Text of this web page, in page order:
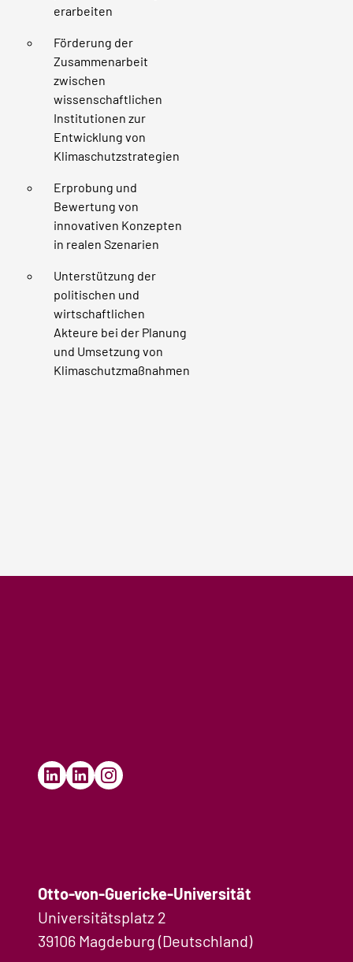
erarbeiten
Förderung der
Zusammenarbeit
zwischen
wissenschaftlichen
Institutionen zur
Entwicklung von
Klimaschutzstrategien
Erprobung und
Bewertung von
innovativen Konzepten
in realen Szenarien
Unterstützung der
politischen und
wirtschaftlichen
Akteure bei der Planung
und Umsetzung von
Klimaschutzmaßnahmen
Otto-von-Guericke-Universität
Universitätsplatz 2
39106 Magdeburg (Deutschland)